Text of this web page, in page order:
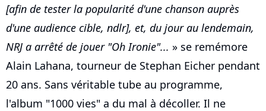
[afin de tester la popularité d'une chanson auprès
d'une audience cible, ndlr], et, du jour au lendemain,
NRJ a arrêté de jouer "Oh Ironie"... » se remémore
Alain Lahana, tourneur de Stephan Eicher pendant
20 ans. Sans véritable tube au programme,
l'album "1000 vies" a du mal à décoller. Il ne